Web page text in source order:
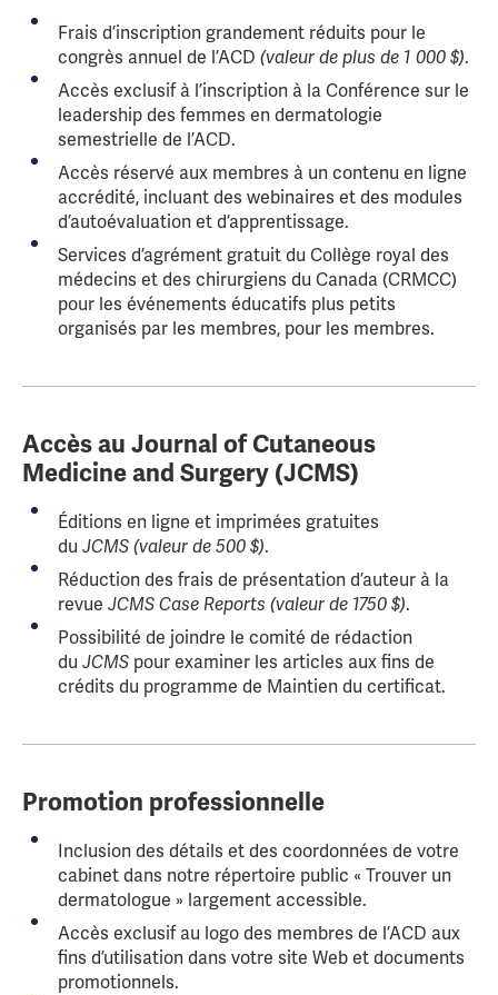
Frais d’inscription grandement réduits pour le
congrès annuel de l’ACD (valeur de plus de 1 000 $).
Accès exclusif à l’inscription à la Conférence sur le
leadership des femmes en dermatologie
semestrielle de l’ACD.
Accès réservé aux membres à un contenu en ligne
accrédité, incluant des webinaires et des modules
d’autoévaluation et d’apprentissage.
Services d’agrément gratuit du Collège royal des
médecins et des chirurgiens du Canada (CRMCC)
pour les événements éducatifs plus petits
organisés par les membres, pour les membres.
Accès au Journal of Cutaneous
Medicine and Surgery (JCMS)
Éditions en ligne et imprimées gratuites
du JCMS (valeur de 500 $).
Réduction des frais de présentation d’auteur à la
revue JCMS Case Reports (valeur de 1750 $).
Possibilité de joindre le comité de rédaction
du JCMS pour examiner les articles aux fins de
crédits du programme de Maintien du certificat.
Promotion professionnelle
Inclusion des détails et des coordonnées de votre
cabinet dans notre répertoire public « Trouver un
dermatologue » largement accessible.
Accès exclusif au logo des membres de l’ACD aux
fins d’utilisation dans votre site Web et documents
promotionnels.